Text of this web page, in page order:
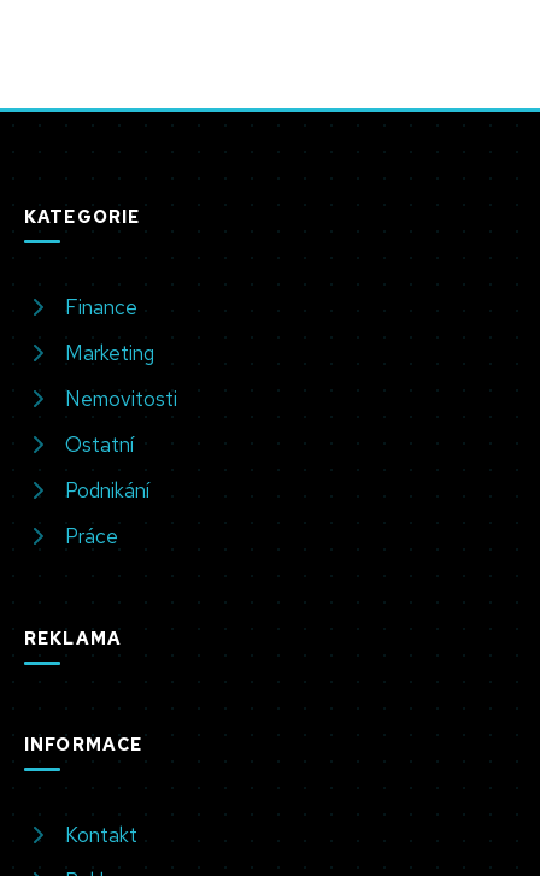
KATEGORIE
Finance
Marketing
Nemovitosti
Ostatní
Podnikání
Práce
REKLAMA
INFORMACE
Kontakt